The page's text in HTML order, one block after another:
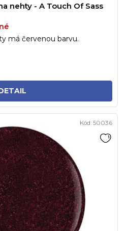
nehty - A Touch Of Sass
má červenou barvu.
Kód: 50036